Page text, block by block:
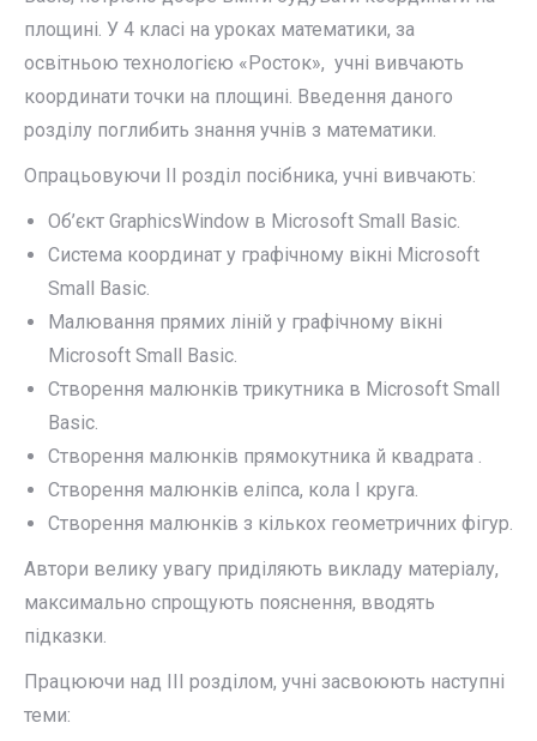
площині. У 4 класі на уроках математики, за
освітньою технологією «Росток», учні вивчають
координати точки на площині. Введення даного
розділу поглибить знання учнів з математики.
Опрацьовуючи ІІ розділ посібника, учні вивчають:
Oб’єкт GraphicsWindow в Microsoft Small Basic.
Система координат у графічному вікні Microsoft
Small Basic.
Малювання прямих ліній у графічному вікні
Microsoft Small Basic.
Створення малюнків трикутника в Microsoft Small
Basic.
Cтворення малюнків прямокутника й квадрата .
Створення малюнків еліпса, кола І круга.
Створення малюнків з кількох геометричних фігур.
Автори велику увагу приділяють викладу матеріалу,
максимально спрощують пояснення, вводять
підказки.
Працюючи над ІІІ розділом, учні засвоюють наступні
теми: